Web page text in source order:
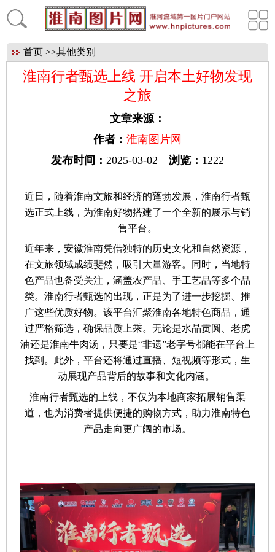
首页>>其他类别
淮南行者甄选上线 开启本土好物发现
之旅
文章来源：
作者： 淮南图片网
发布时间： 2025-03-02 浏览： 1222
近日，随着淮南文旅和经济的蓬勃发展，淮南行者甄
选正式上线，为淮南好物搭建了一个全新的展示与销
售平台。
近年来，安徽淮南凭借独特的历史文化和自然资源，
在文旅领域成绩斐然，吸引大量游客。同时，当地特
色产品也备受关注，涵盖农产品、手工艺品等多个品
类。淮南行者甄选的出现，正是为了进一步挖掘、推
广这些优质好物。该平台汇聚淮南各地特色商品，通
过严格筛选，确保品质上乘。无论是水晶贡圆、老虎
油还是淮南牛肉汤，只要是“非遗”老字号都能在平台上
找到。此外，平台还将通过直播、短视频等形式，生
动展现产品背后的故事和文化内涵。
淮南行者甄选的上线，不仅为本地商家拓展销售渠
道，也为消费者提供便捷的购物方式，助力淮南特色
产品走向更广阔的市场。